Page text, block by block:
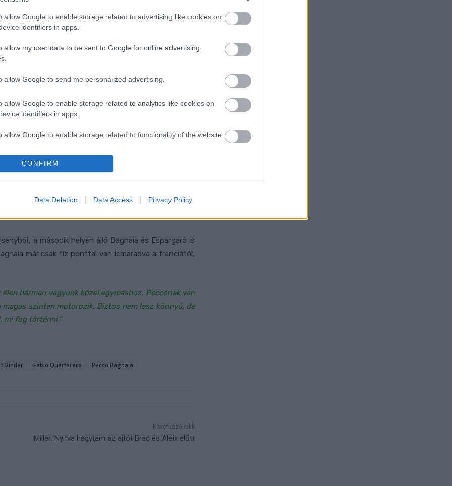
allow Google to enable storage related to advertising like cookies on
identifiers in apps.
allow my user data to be sent to Google for online advertising
allow Google to send me personalized advertising.
allow Google to enable storage related to analytics like cookies on
identifiers in apps.
allow Google to enable storage related to functionality of the website
allow Google to enable storage related to personalization.
functionality and fraud prevention, and other user protection.
CONFIRM
Data Deletion Data Access Privacy Policy
– erősítette meg a 33 éves versenyző, aki az
csüggedt, és a szombati kvalifikáción a második
a sebességem, de hiányzott a következetesség.
nagyon nehéz volt számomra. Végül sikerült a
volt.”
számomra kétségtelenül a MotoGP három legjobb
soha nem gondoltam volna, hogy ilyen elöl lesz.
egy támadás, amivel megszerezte a 3. helyet. A
a második helyen álló Bagnaia és Espargaró is
már csak tíz ponttal van lemaradva a franciától,
hárman vagyunk közel egymáshoz. Peccónak van
szinten motorozik. Biztos nem lesz könnyű, de
mi fog történni.”
Binder Fabio Quartararo Pecco Bagnaia
Következő cikk
Miller: Nyitva hagytam az ajtót Brad és Aleix előtt